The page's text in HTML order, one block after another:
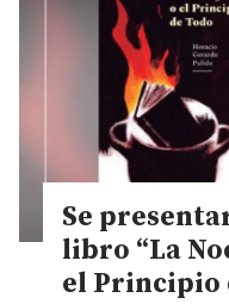
Se
libro “La
el Principio